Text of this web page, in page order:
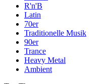
R'n'B
Latin
70er
Traditionelle Musik
90er
Trance
Heavy Metal
Ambient